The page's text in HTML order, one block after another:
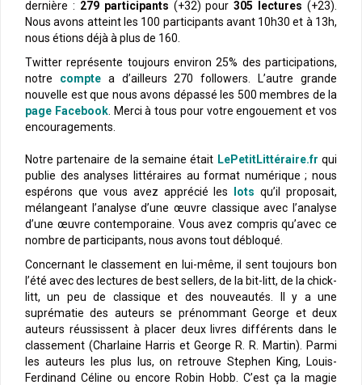
dernière : 279 participants (+32) pour305 lectures (+23).
Nous avons atteint les 100 participants avant 10h30 et à 13h,
nous étions déjà à plus de 160.
Twitter représente toujours environ 25% des participations,
notre comptea d’ailleurs 270 followers. L’autre grande
nouvelle est que nous avons dépassé les 500 membres de la
page Facebook. Merci à tous pour votre engouement et vos
encouragements.
Notre partenaire de la semaine était LePetitLittéraire.fr qui
publie des analyses littéraires au format numérique ; nous
espérons que vous avez apprécié les lots qu’il proposait,
mélangeant l’analyse d’une œuvre classique avec l’analyse
d’une œuvre contemporaine. Vous avez compris qu’avec ce
nombre de participants, nous avons tout débloqué.
Concernant le classement en lui-même, il sent toujours bon
l’été avec des lectures de best sellers, de la bit-litt, de la chick-
litt, un peu de classique et des nouveautés. Il y a une
suprématie des auteurs se prénommant George et deux
auteurs réussissent à placer deux livres différents dans le
classement (Charlaine Harris et George R. R. Martin). Parmi
les auteurs les plus lus, on retrouve Stephen King, Louis-
Ferdinand Céline ou encore Robin Hobb. C’est ça la magie